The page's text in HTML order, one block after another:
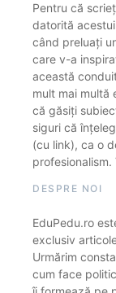
Pentru că
datorită
când preluați
care v-a
această
mult mai multă
că găsiți
siguri că
(cu link), ca o
profesionalism.
DESPRE NOI
EduPedu.ro
exclusiv
Urmărim
cum face